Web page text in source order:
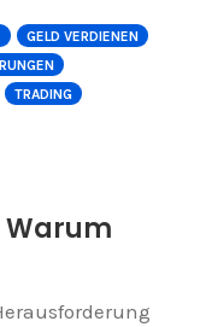
GELD VERDIENEN
TRADING
Warum